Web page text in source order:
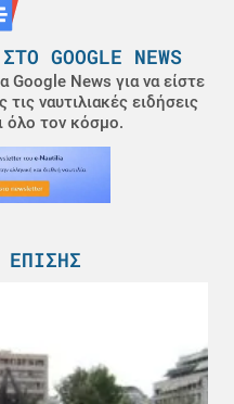
GOOGLE NEWS
News για να είστε
ναυτιλιακές ειδήσεις
όλο τον κόσμο.
ΕΠΊΣΗΣ